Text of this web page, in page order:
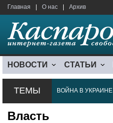
Главная О нас Архив
НОВОСТИ СТАТЬИ
ТЕМЫ ВОЙНА В УКРАИНЕ
Власть